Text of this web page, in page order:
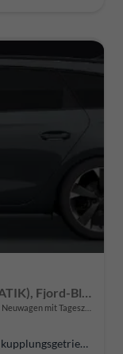
Neuwagen mit Tageszulassung
Doppelkupplungsgetriebe (DSG)